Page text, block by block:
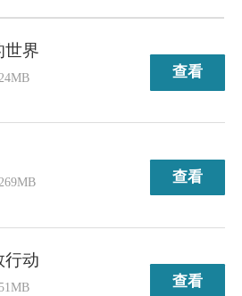
世界
查看
查看
行动
查看